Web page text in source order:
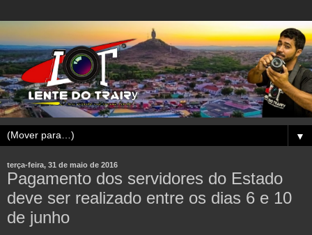
▼
terça-feira, 31 de maio de 2016
Pagamento dos servidores do Estado
deve ser realizado entre os dias 6 e 10
de junho